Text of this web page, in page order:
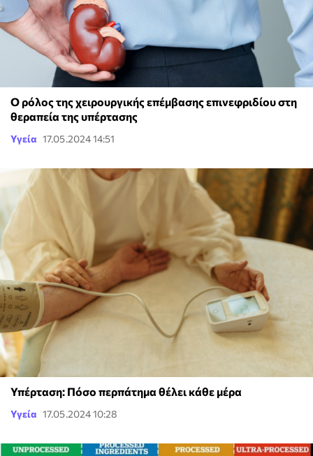
Ο ρόλος της χειρουργικής επέμβασης επινεφριδίου στη
θεραπεία της υπέρτασης
Υγεία 17.05.2024 14:51
Υπέρταση: Πόσο περπάτημα θέλει κάθε μέρα
Υγεία 17.05.2024 10:28